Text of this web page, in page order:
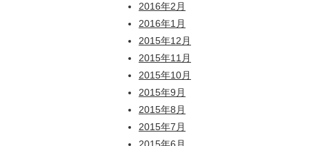
2016年2月
2016年1月
2015年12月
2015年11月
2015年10月
2015年9月
2015年8月
2015年7月